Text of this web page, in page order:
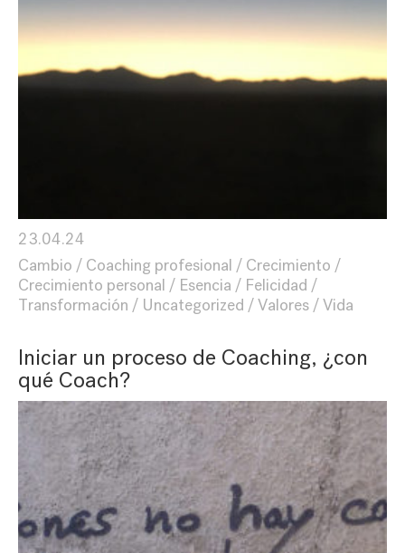
23.04.24
Cambio
Coaching profesional
Crecimiento
Crecimiento personal
Esencia
Felicidad
Transformación
Uncategorized Valores Vida
Iniciar un proceso de Coaching, ¿con
qué Coach?